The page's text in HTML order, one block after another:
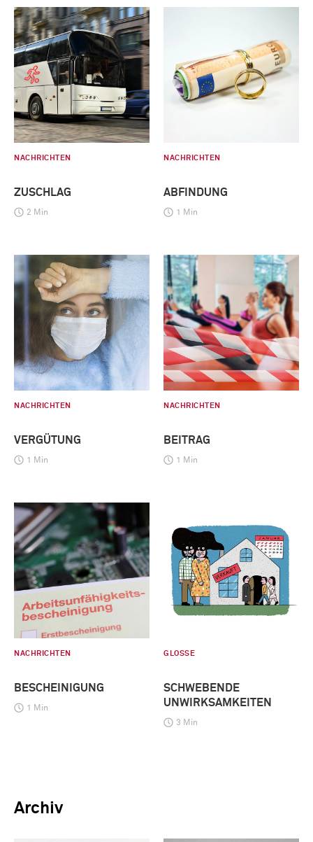
NACHRICHTEN
ZUSCHLAG
2 Min
NACHRICHTEN
ABFINDUNG
1 Min
NACHRICHTEN
VERGÜTUNG
1 Min
NACHRICHTEN
BEITRAG
1 Min
NACHRICHTEN
BESCHEINIGUNG
1 Min
GLOSSE
SCHWEBENDE
UNWIRKSAMKEITEN
3 Min
Archiv